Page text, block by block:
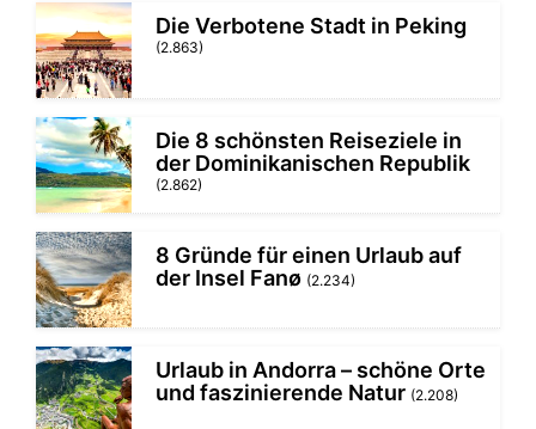
Die Verbotene Stadt in Peking
(2.863)
Die 8 schönsten Reiseziele in
der Dominikanischen Republik
(2.862)
8 Gründe für einen Urlaub auf
der Insel Fanø (2.234)
Urlaub in Andorra – schöne Orte
und faszinierende Natur (2.208)